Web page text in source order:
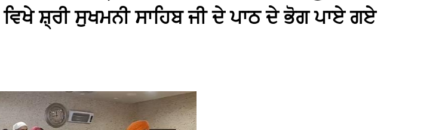
ਸ਼੍ਰੀ ਸੁਖਮਨੀ ਸਾਹਿਬ ਜੀ ਦੇ ਪਾਠ ਦੇ ਭੋਗ ਪਾਏ ਗਏ